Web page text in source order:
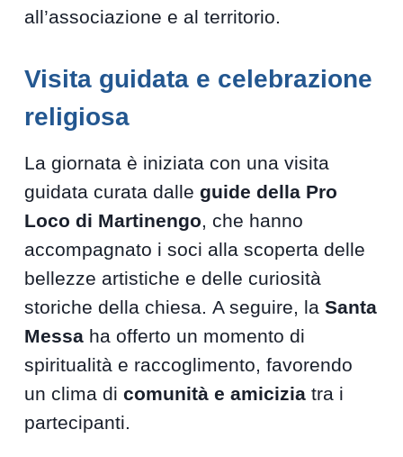
all’associazione e al territorio.
Visita guidata e celebrazione
religiosa
La giornata è iniziata con una visita
guidata curata dalleguide della Pro
Loco di Martinengo, che hanno
accompagnato i soci alla scoperta delle
bellezze artistiche e delle curiosità
storiche della chiesa. A seguire, laSanta
Messa ha offerto un momento di
spiritualità e raccoglimento, favorendo
un clima dicomunità e amicizia tra i
partecipanti.